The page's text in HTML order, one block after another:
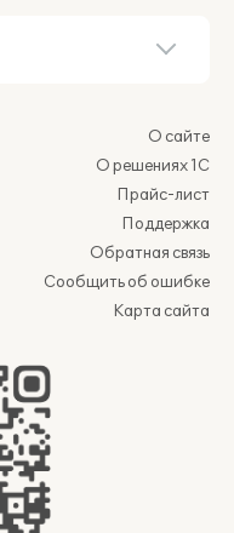
О сайте
О решениях 1С
Прайс-лист
Поддержка
Обратная связь
Сообщить об ошибке
Карта сайта